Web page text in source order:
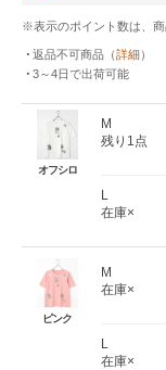
※表示のポイント数は、商
返品不可商品 （詳細）
3～4日で出荷可能
オフシロ
M
残り1点
L
在庫×
ピンク
M
在庫×
L
在庫×